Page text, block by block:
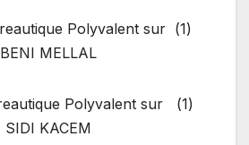
Polyvalent sur
BENI MELLAL
Polyvalent sur
SIDI KACEM